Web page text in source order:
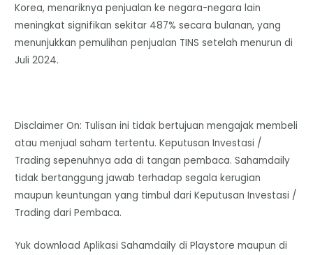
Korea, menariknya penjualan ke negara-negara lain
meningkat signifikan sekitar 487% secara bulanan, yang
menunjukkan pemulihan penjualan TINS setelah menurun di
Juli 2024.
Disclaimer On: Tulisan ini tidak bertujuan mengajak membeli
atau menjual saham tertentu. Keputusan Investasi /
Trading sepenuhnya ada di tangan pembaca. Sahamdaily
tidak bertanggung jawab terhadap segala kerugian
maupun keuntungan yang timbul dari Keputusan Investasi /
Trading dari Pembaca.
Yuk download Aplikasi Sahamdaily di Playstore maupun di